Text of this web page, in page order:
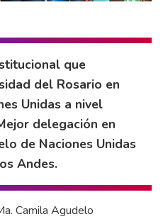
que
del Rosario en
Unidas a nivel
delegación en
de Naciones Unidas
Andes.
Camila Agudelo